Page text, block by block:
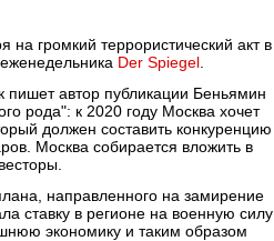
громкий террористический акт в
Der Spiegel
автор публикации Беньямин
рода": к 2020 году Москва хочет
должен составить конкуренцию
Москва собирается вложить в
направленного на замирение
ставку в регионе на военную силу
экономику и таким образом